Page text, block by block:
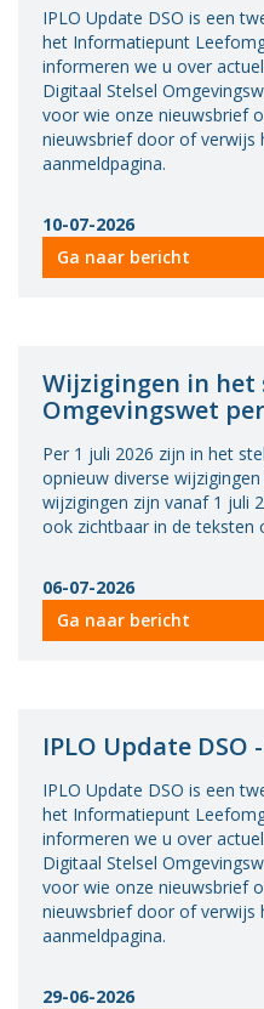
IPLO Update DSO is een
het Informatiepunt
informeren we u over
Digitaal Stelsel
voor wie onze nieuwsbrief
nieuwsbrief door of verwijs
aanmeldpagina.
10-07-2026
Ga naar bericht
Wijzigingen in het
Omgevingswet
Per 1 juli 2026 zijn in het
opnieuw diverse
wijzigingen zijn vanaf 1 juli
ook zichtbaar in de teksten
06-07-2026
Ga naar bericht
IPLO Update DSO
IPLO Update DSO is een
het Informatiepunt
informeren we u over
Digitaal Stelsel
voor wie onze nieuwsbrief
nieuwsbrief door of verwijs
aanmeldpagina.
29-06-2026